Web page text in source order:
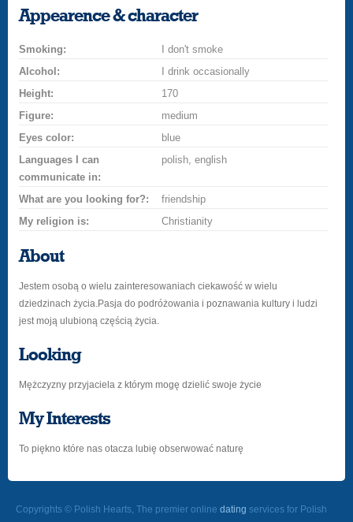
a
smilekissa
champagne
a
drink
a
rose
Appearence & character
Smoking:
I don't smoke
Alcohol:
I drink occasionally
Height:
170
Figure:
medium
Eyes color:
blue
Languages I can
communicate in:
polish, english
What are you looking for?:
friendship
My religion is:
Christianity
About
Jestem osobą o wielu zainteresowaniach ciekawość w wielu
dziedzinach życia.Pasja do podróżowania i poznawania kultury i ludzi
jest moją ulubioną częścią życia.
Looking
Mężczyzny przyjaciela z którym mogę dzielić swoje życie
My Interests
To piękno które nas otacza lubię obserwować naturę
Copyrights © Polish Hearts, The premier online dating services for Polish